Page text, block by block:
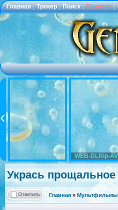
Главная | Трекер | Поиск | Правила |
WEB-DLRip-
Укрась прощальное
Главная » Мультфильмы